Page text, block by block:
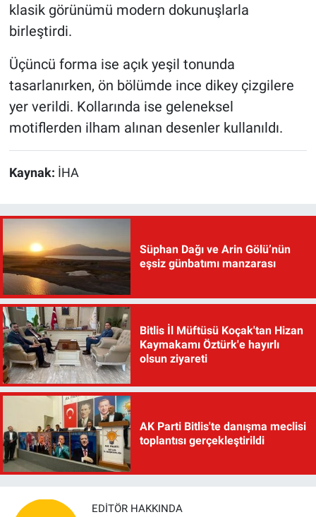
klasik görünümü modern dokunuşlarla
birleştirdi.
Üçüncü forma ise açık yeşil tonunda
tasarlanırken, ön bölümde ince dikey çizgilere
yer verildi. Kollarında ise geleneksel
motiflerden ilham alınan desenler kullanıldı.
Kaynak: İHA
Süphan Dağı ve Arin Gölü’nün
eşsiz günbatımı manzarası
Bitlis İl Müftüsü Koçak'tan Hizan
Kaymakamı Öztürk'e hayırlı
olsun ziyareti
AK Parti Bitlis'te danışma meclisi
toplantısı gerçekleştirildi
EDITÖR HAKKINDA